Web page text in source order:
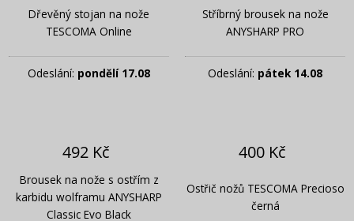
Dřevěný stojan na nože
TESCOMA Online
Odeslání: pondělí 17.08
Stříbrný brousek na nože
ANYSHARP PRO
Odeslání: pátek 14.08
492 Kč
Brousek na nože s ostřím z
karbidu wolframu ANYSHARP
Classic Evo Black
400 Kč
Ostřič nožů TESCOMA Precioso
černá